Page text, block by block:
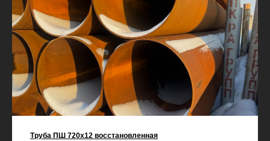
Труба ПШ 720х12 восстановленная